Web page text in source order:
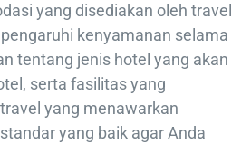
yang disediakan oleh travel
kenyamanan selama
tentang jenis hotel yang akan
serta fasilitas yang
yang menawarkan
yang baik agar Anda